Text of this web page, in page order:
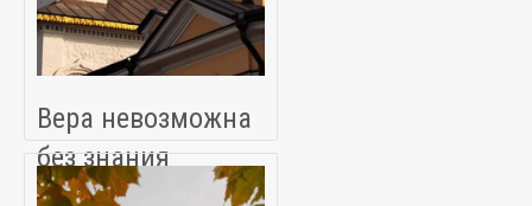
Вера невозможна
без знания